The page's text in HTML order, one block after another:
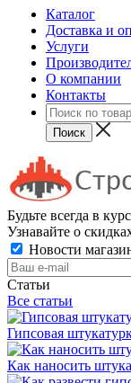
Каталог
Доставка и
Услуги
О компании
Контакты
Будьте всегда в
Узнавайте о
Новости
Статьи
Все статьи
Гипсовая
Как наносить